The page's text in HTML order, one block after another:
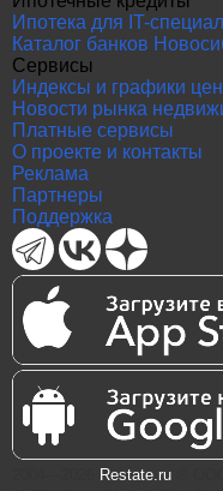
Ипотека для IT-
Каталог банков
Сервисы
Индексы и графики цен
Новости рынка
Платные сервисы
О проекте и контакты
Реклама
Партнеры
Поддержка
Restate.ru